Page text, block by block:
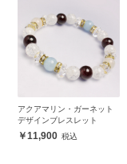
アクアマリン・ガーネット
デザインブレスレット
11,900